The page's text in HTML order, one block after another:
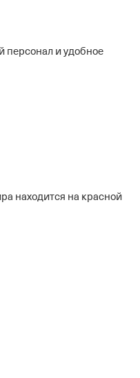
персонал и удобное
находится на красной